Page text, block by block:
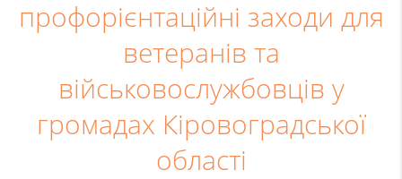
профорієнтаційні заходи для
ветеранів та
військовослужбовців у
громадах Кіровоградської
області